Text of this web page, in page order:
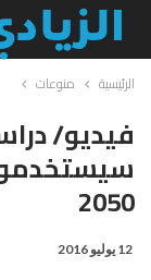
الرئيسية منوعات
فيديو/
2050
12 يوليو 2016